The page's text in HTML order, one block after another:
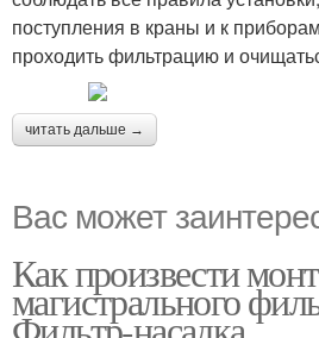
поступления в краны и к
проходить фильтрацию и
читать дальше →
Вас может
Как произвести
магистрального